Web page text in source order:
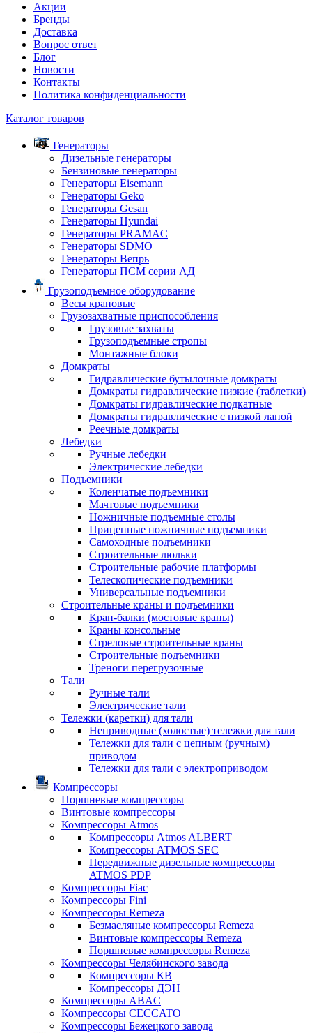
Акции
Бренды
Доставка
Вопрос ответ
Блог
Новости
Контакты
Политика конфиденциальности
Каталог товаров
Генераторы
Дизельные генераторы
Бензиновые генераторы
Генераторы Eisemann
Генераторы Geko
Генераторы Gesan
Генераторы Hyundai
Генераторы PRAMAC
Генераторы SDMO
Генераторы Вепрь
Генераторы ПСМ серии АД
Грузоподъемное оборудование
Весы крановые
Грузозахватные приспособления
Грузовые захваты
Грузоподъемные стропы
Монтажные блоки
Домкраты
Гидравлические бутылочные домкраты
Домкраты гидравлические низкие (таблетки)
Домкраты гидравлические подкатные
Домкраты гидравлические с низкой лапой
Реечные домкраты
Лебедки
Ручные лебедки
Электрические лебедки
Подъемники
Коленчатые подъемники
Мачтовые подъемники
Ножничные подъемные столы
Прицепные ножничные подъемники
Самоходные подъемники
Строительные люльки
Строительные рабочие платформы
Телескопические подъемники
Универсальные подъемники
Строительные краны и подъемники
Кран-балки (мостовые краны)
Краны консольные
Стреловые строительные краны
Строительные подъемники
Треноги перегрузочные
Тали
Ручные тали
Электрические тали
Тележки (каретки) для тали
Неприводные (холостые) тележки для тали
Тележки для тали с цепным (ручным)
приводом
Тележки для тали с электроприводом
Компрессоры
Поршневые компрессоры
Винтовые компрессоры
Компрессоры Atmos
Компрессоры Atmos ALBERT
Компрессоры ATMOS SEC
Передвижные дизельные компрессоры
ATMOS PDP
Компрессоры Fiac
Компрессоры Fini
Компрессоры Remeza
Безмасляные компрессоры Remeza
Винтовые компрессоры Remeza
Поршневые компрессоры Remeza
Компрессоры Челябинского завода
Компрессоры КВ
Компрессоры ДЭН
Компрессоры ABAC
Компрессоры CECCATO
Компрессоры Бежецкого завода